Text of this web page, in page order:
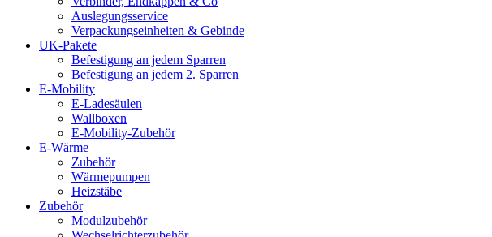
Auslegungsservice
Verpackungseinheiten & Gebinde
UK-Pakete
Befestigung an jedem Sparren
Befestigung an jedem 2. Sparren
E-Mobility
E-Ladesäulen
Wallboxen
E-Mobility-Zubehör
E-Wärme
Zubehör
Wärmepumpen
Heizstäbe
Zubehör
Modulzubehör